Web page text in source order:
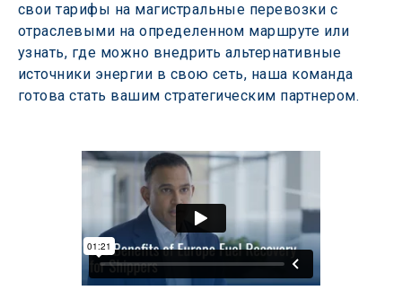
свои тарифы на магистральные перевозки с
отраслевыми на определенном маршруте или
узнать, где можно внедрить альтернативные
источники энергии в свою сеть, наша команда
готова стать вашим стратегическим партнером.